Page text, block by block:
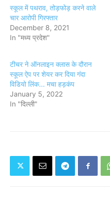
स्कूल में पथराव, तोड़फोड़ करने वाले
चार आरोपी गिरफ्तार
December 8, 2021
In "मध्य प्रदेश"
टीचर ने ऑनलाइन क्लास के दौरान
स्कूल ऐप पर शेयर कर दिया गंदा
विडियो लिंक... मचा हड़कंप
January 5, 2022
In "दिल्ली"